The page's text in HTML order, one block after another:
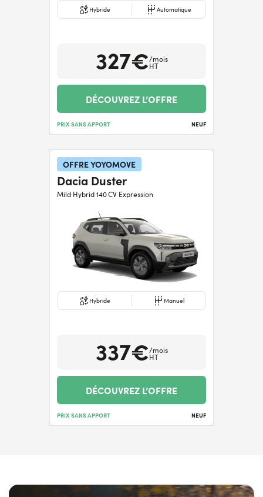
Hybride Automatique
327€/mois
HT
DÉCOUVREZ L’OFFRE
PRIX SANS APPORT NEUF
OFFRE YOYOMOVE
Dacia Duster
Mild Hybrid 140 CV Expression
Hybride Manuel
337€/mois
HT
DÉCOUVREZ L’OFFRE
PRIX SANS APPORT NEUF